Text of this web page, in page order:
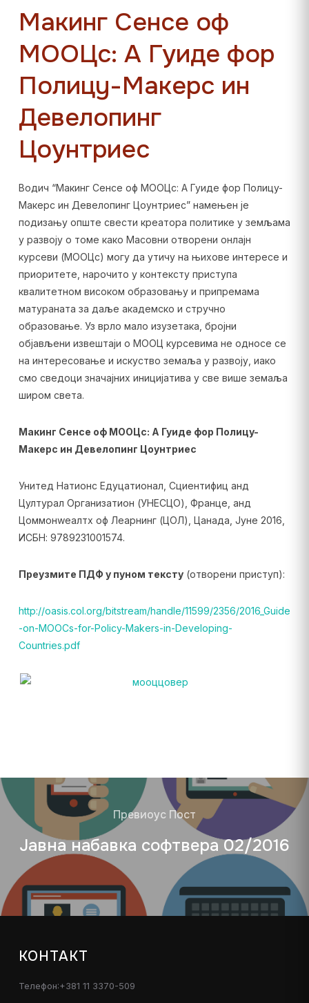
Макинг Сенсе оф
МООЦс: А Гуиде фор
Полицy-Макерс ин
Девелопинг
Цоунтриес
Водич “Макинг Сенсе оф МООЦс: А Гуиде фор Полицy-
Макерс ин Девелопинг Цоунтриес” намењен је
подизању опште свести креатора политике у земљама
у развоју о томе како Масовни отворени онлајн
курсеви (МООЦс) могу да утичу на њихове интересе и
приоритете, нарочито у контексту приступа
квалитетном високом образовању и припремама
матураната за даље академско и стручно
образовање. Уз врло мало изузетака, бројни
објављени извештаји о МООЦ курсевима не односе се
на интересовање и искуство земаља у развоју, иако
смо сведоци значајних иницијатива у све више земаља
широм света.
Макинг Сенсе оф МООЦс: А Гуиде фор Полицy-
Макерс ин Девелопинг Цоунтриес
Унитед Натионс Едуцатионал, Сциентифиц анд
Цултурал Организатион (УНЕСЦО), Франце, анд
Цоммонwеалтх оф Леарнинг (ЦОЛ), Цанада, Јуне 2016,
ИСБН: 9789231001574.
Преузмите ПДФ у пуном тексту(отворени приступ):
http://oasis.col.org/bitstream/handle/11599/2356/2016_Guide
-on-MOOCs-for-Policy-Makers-in-Developing-
Countries.pdf
Превиоус Пост
Јавна набавка софтвера 02/2016
КОНТАКТ
Телефон:+381 11 3370-509